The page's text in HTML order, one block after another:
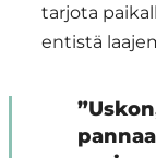
tarjota
entistä